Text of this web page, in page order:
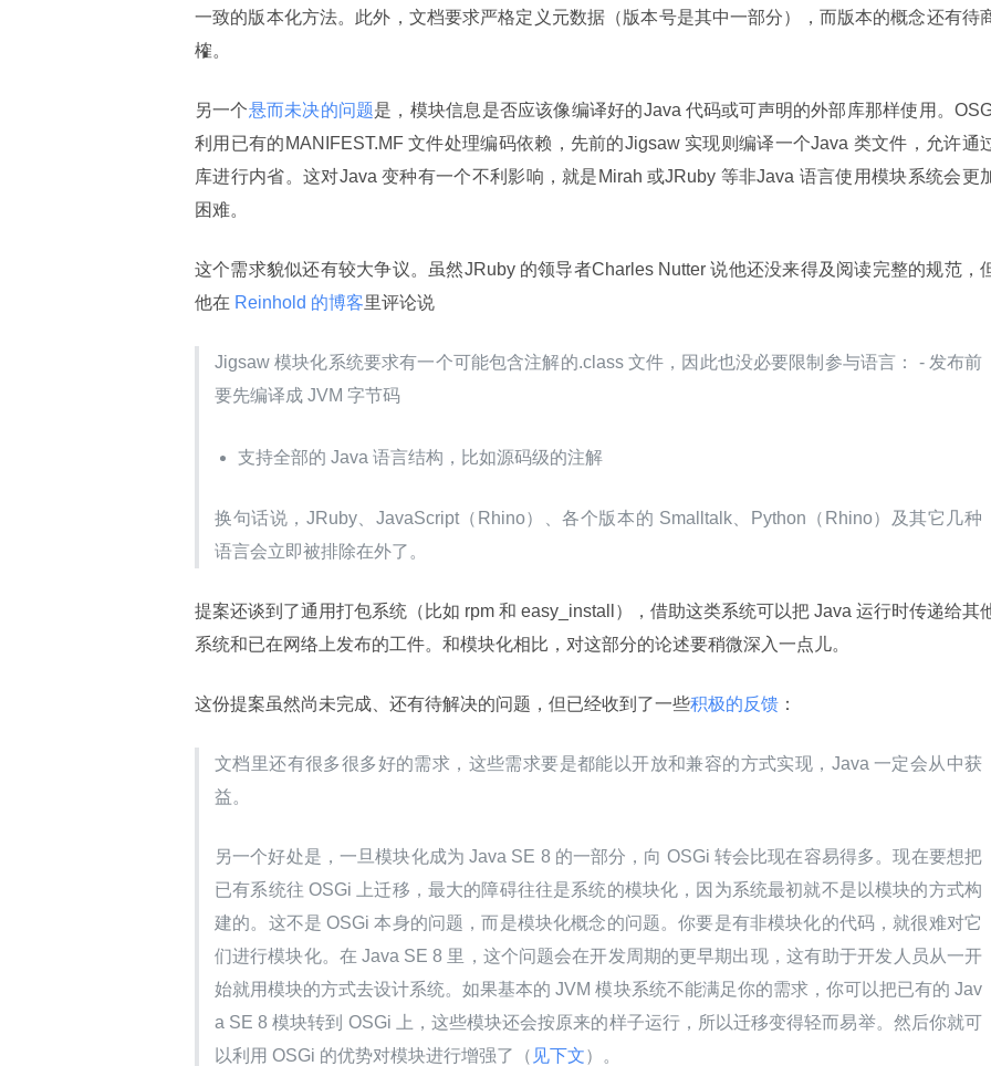
一致的版本化方法。此外，文档要求严格定义元数据（版本号是其中一部分），而版本的概念还有待
榷。
另一个悬而未决的问题是，模块信息是否应该像编译好的Java 代码或可声明的外部库那样使用。
利用已有的MANIFEST.MF 文件处理编码依赖，先前的Jigsaw 实现则编译一个Java 类文件，允许通
库进行内省。这对Java 变种有一个不利影响，就是Mirah 或JRuby 等非Java 语言使用模块系统会更
困难。
这个需求貌似还有较大争议。虽然JRuby 的领导者Charles Nutter 说他还没来得及阅读完整的规范，
他在 Reinhold 的博客里评论说
Jigsaw 模块化系统要求有一个可能包含注解的.class 文件，因此也没必要限制参与语言： - 发布前
要先编译成 JVM 字节码
支持全部的 Java 语言结构，比如源码级的注解
换句话说，JRuby、JavaScript（Rhino）、各个版本的 Smalltalk、Python（Rhino）及其它几种
语言会立即被排除在外了。
提案还谈到了通用打包系统（比如 rpm 和 easy_install），借助这类系统可以把 Java 运行时传递给其
系统和已在网络上发布的工件。和模块化相比，对这部分的论述要稍微深入一点儿。
这份提案虽然尚未完成、还有待解决的问题，但已经收到了一些积极的反馈 ：
文档里还有很多很多好的需求，这些需求要是都能以开放和兼容的方式实现，Java 一定会从中获
益。
另一个好处是，一旦模块化成为 Java SE 8 的一部分，向 OSGi 转会比现在容易得多。现在要想把
已有系统往 OSGi 上迁移，最大的障碍往往是系统的模块化，因为系统最初就不是以模块的方式构
建的。这不是 OSGi 本身的问题，而是模块化概念的问题。你要是有非模块化的代码，就很难对它
们进行模块化。在 Java SE 8 里，这个问题会在开发周期的更早期出现，这有助于开发人员从一开
始就用模块的方式去设计系统。如果基本的 JVM 模块系统不能满足你的需求，你可以把已有的 Jav
a SE 8 模块转到 OSGi 上，这些模块还会按原来的样子运行，所以迁移变得轻而易举。然后你就可
以利用 OSGi 的优势对模块进行增强了（ 见下文）。